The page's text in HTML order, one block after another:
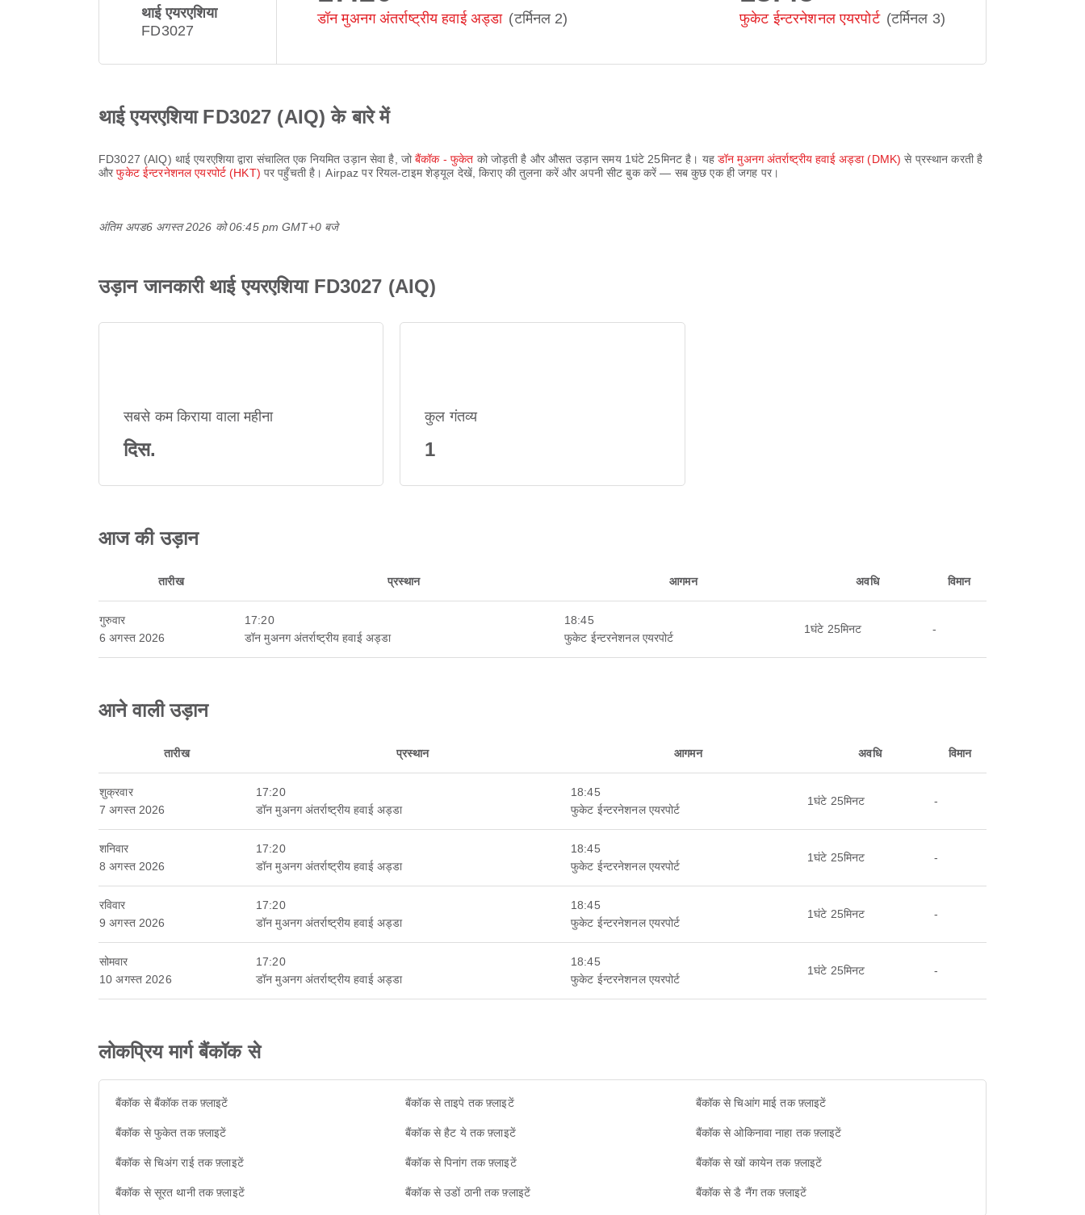
थाई एयरएशिया
FD3027
डॉन मुअनग अंतर्राष्ट्रीय हवाई अड्डा (टर्मिनल 2) फुकेट ईन्टरनेशनल एयरपोर्ट (टर्मिनल 3)
थाई एयरएशिया FD3027 (AIQ) के बारे में
FD3027 (AIQ) थाई एयरएशियाद्वारा संचालित एक नियमित उड़ान सेवा है, जोबैंकॉक - फुकेत को जोड़ती है और औसत उड़ान समय 1घंटे 25मिनट है। यहडॉन मुअनग अंतर्राष्ट्रीय हवाई अड्डा (DMK)से प्रस्थान करती है
औरफुकेट ईन्टरनेशनल एयरपोर्ट (HKT) पर पहुँचती है। Airpaz पर रियल-टाइम शेड्यूल देखें, किराए की तुलना करें और अपनी सीट बुक करें — सब कुछ एक ही जगह पर।
अंतिम अपड6 अगस्त 2026 को 06:45 pm GMT+0 बजे
उड़ान जानकारी थाई एयरएशिया FD3027 (AIQ)
सबसे कम किराया वाला महीना
दिस.
कुल गंतव्य
1
आज की उड़ान
तारीख प्रस्थान आगमन अवधि विमान
गुरुवार
6 अगस्त 2026
17:20
डॉन मुअनग अंतर्राष्ट्रीय हवाई अड्डा
18:45
फुकेट ईन्टरनेशनल एयरपोर्ट
1घंटे 25मिनट -
आने वाली उड़ान
तारीख प्रस्थान आगमन अवधि विमान
शुक्रवार
7 अगस्त 2026
17:20
डॉन मुअनग अंतर्राष्ट्रीय हवाई अड्डा
18:45
फुकेट ईन्टरनेशनल एयरपोर्ट
1घंटे 25मिनट -
शनिवार
8 अगस्त 2026
17:20
डॉन मुअनग अंतर्राष्ट्रीय हवाई अड्डा
18:45
फुकेट ईन्टरनेशनल एयरपोर्ट
1घंटे 25मिनट -
रविवार
9 अगस्त 2026
17:20
डॉन मुअनग अंतर्राष्ट्रीय हवाई अड्डा
18:45
फुकेट ईन्टरनेशनल एयरपोर्ट
1घंटे 25मिनट -
सोमवार
10 अगस्त 2026
17:20
डॉन मुअनग अंतर्राष्ट्रीय हवाई अड्डा
18:45
फुकेट ईन्टरनेशनल एयरपोर्ट
1घंटे 25मिनट -
लोकप्रिय मार्ग बैंकॉक से
बैंकॉक से बैंकॉक तक फ़्लाइटें बैंकॉक से ताइपे तक फ़्लाइटें बैंकॉक से चिआंग माई तक फ़्लाइटें
बैंकॉक से फुकेत तक फ़्लाइटें बैंकॉक से हैट ये तक फ़्लाइटें बैंकॉक से ओकिनावा नाहा तक फ़्लाइटें
बैंकॉक से चिअंग राई तक फ़्लाइटें बैंकॉक से पिनांग तक फ़्लाइटें बैंकॉक से खों कायेन तक फ़्लाइटें
बैंकॉक से सूरत थानी तक फ़्लाइटें बैंकॉक से उडों ठानी तक फ़्लाइटें बैंकॉक से डै नैंग तक फ़्लाइटें